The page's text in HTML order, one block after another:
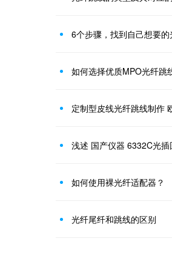
6个步骤，找到自己想要
如何选择优质MPO光纤跳
定制型皮线光纤跳线制作
浅述 国产仪器 6332C光插
如何使用裸光纤适配器？
光纤尾纤和跳线的区别